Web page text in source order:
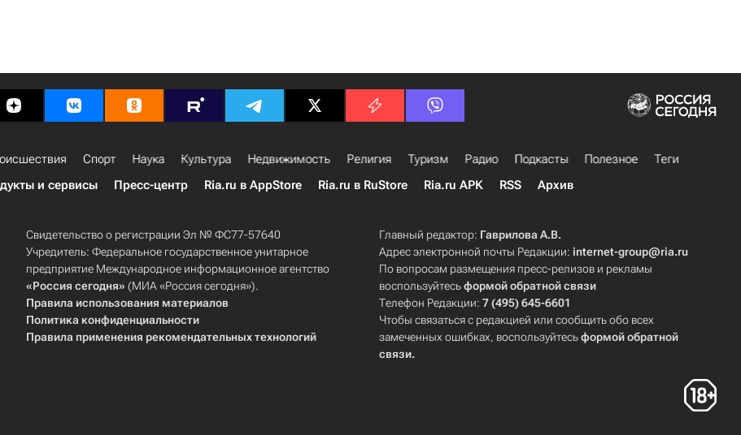
Спорт Наука Культура Недвижимость Религия Туризм Радио Подкасты Полезное
Теги
и сервисы Пресс-центр Ria.ru в AppStore Ria.ru в RuStore Ria.ru APK RSS Архив
Свидетельство о регистрации Эл № ФС77-57640
Учредитель: Федеральное государственное унитарное
предприятие Международное информационное агентство
«Россия сегодня» (МИА «Россия сегодня»).
Правила использования материалов
Политика конфиденциальности
Правила применения рекомендательных технологий
Главный редактор: Гаврилова А.В.
Адрес электронной почты Редакции:internet-group@ria.ru
По вопросам размещения пресс-релизов и рекламы
воспользуйтесьформой обратной связи
Телефон Редакции:7 (495) 645-6601
Чтобы связаться с редакцией или сообщить обо всех
замеченных ошибках, воспользуйтесьформой обратной
связи.